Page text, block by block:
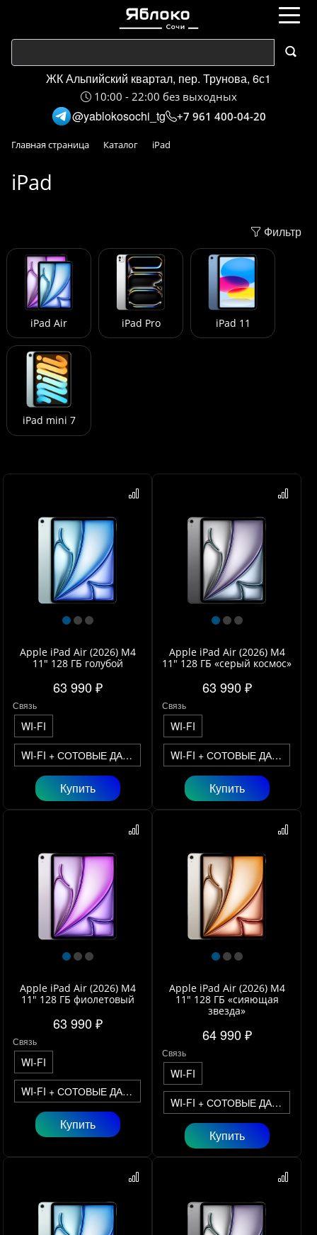
ЖК Альпийский квартал, пер. Трунова, 6с1
10:00 - 22:00 без выходных
@yablokosochi_tg +7 961 400-04-20
Главная страница Каталог iPad
iPad
Фильтр
iPad Air iPad Pro iPad 11
iPad mini 7
Apple iPad Air (2026) M4
11" 128 ГБ голубой
63 990 ₽
Связь
WI-FI
WI-FI + СОТОВЫЕ ДАННЫЕ
Купить
Apple iPad Air (2026) M4
11" 128 ГБ «серый космос»
63 990 ₽
Связь
WI-FI
WI-FI + СОТОВЫЕ ДАННЫЕ
Купить
Apple iPad Air (2026) M4
11" 128 ГБ фиолетовый
63 990 ₽
Связь
WI-FI
WI-FI + СОТОВЫЕ ДАННЫЕ
Купить
Apple iPad Air (2026) M4
11" 128 ГБ «сияющая
звезда»
64 990 ₽
Связь
WI-FI
WI-FI + СОТОВЫЕ ДАННЫЕ
Купить